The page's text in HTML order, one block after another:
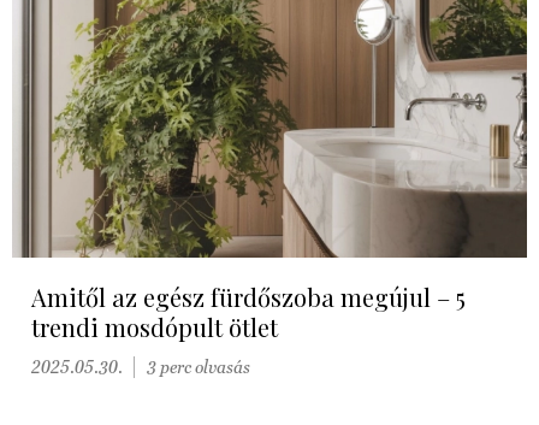
Amitől az egész fürdőszoba megújul – 5
trendi mosdópult ötlet
2025.05.30. 3 perc olvasás